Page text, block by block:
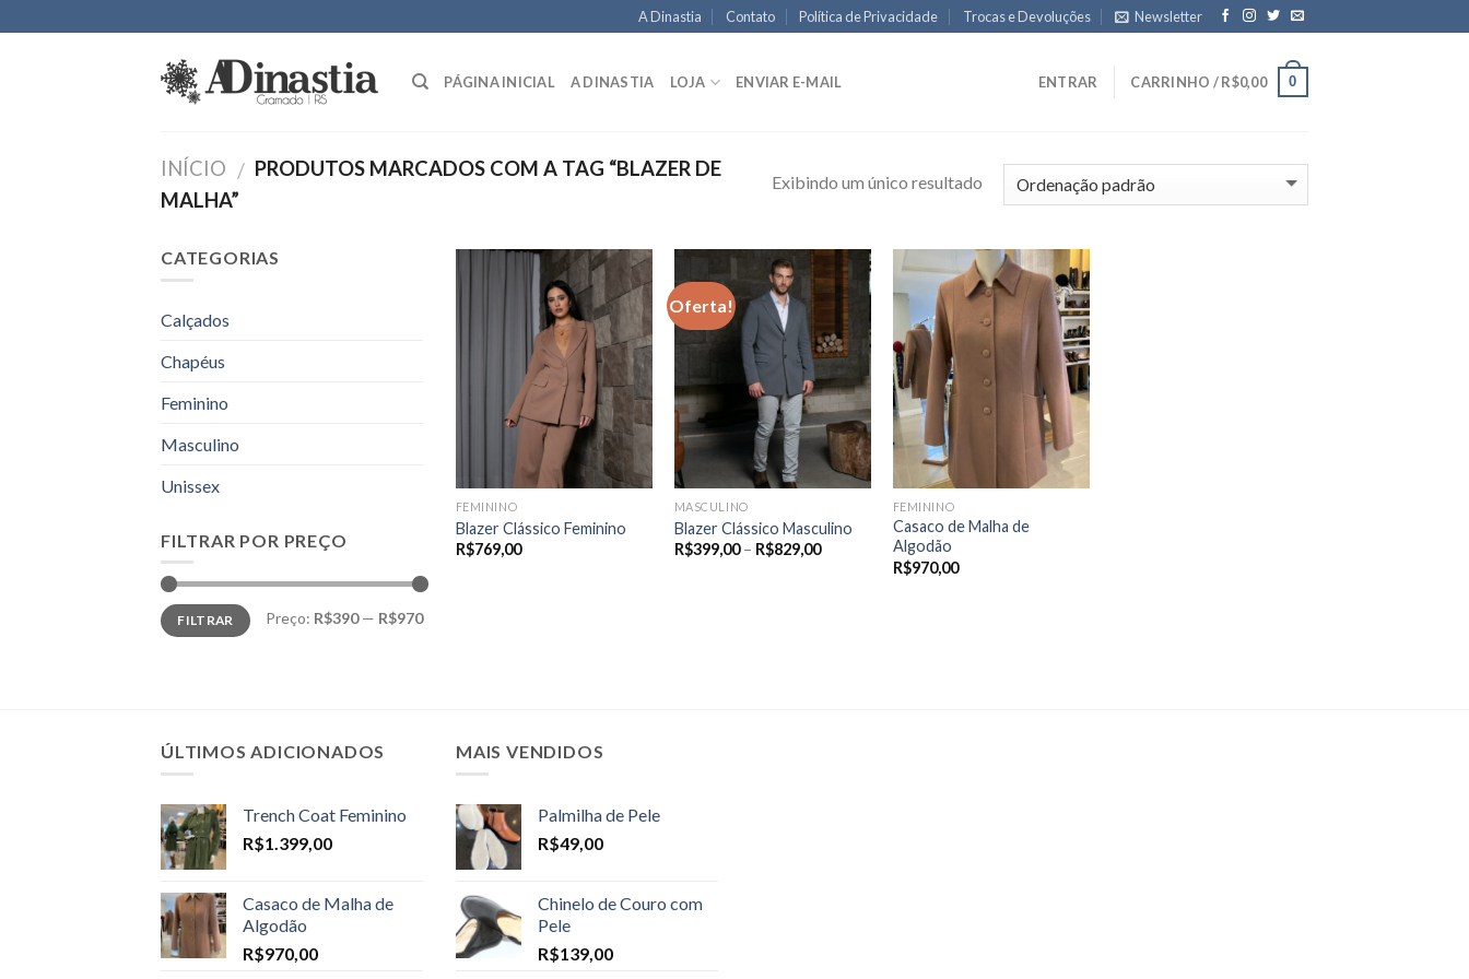
to
A Dinastia Contato Política de Privacidade Trocas e Devoluções Newsletter
PÁGINA INICIAL A DINASTIA LOJA ENVIAR E-MAIL ENTRAR CARRINHO /R$0,00 0
INÍCIO / PRODUTOS MARCADOS COM A TAG “BLAZER DE
MALHA”
Exibindo um único resultado
CATEGORIAS
Calçados
Chapéus
Feminino
Masculino
Unissex
FILTRAR POR PREÇO
Preço
mínimo
Preço
máximo
FILTRAR Preço: R$390— R$970
FEMININO
Blazer Clássico Feminino
R$769,00
Oferta!
MASCULINO
Blazer Clássico Masculino
R$399,00 – R$829,00Price
FEMININO
Casaco de Malha de
Algodão
R$970,00
ÚLTIMOS ADICIONADOS
Trench Coat Feminino
R$1.399,00
Casaco de Malha de
Algodão
R$970,00
MAIS VENDIDOS
Palmilha de Pele
R$49,00
Chinelo de Couro com
Pele
R$139,00